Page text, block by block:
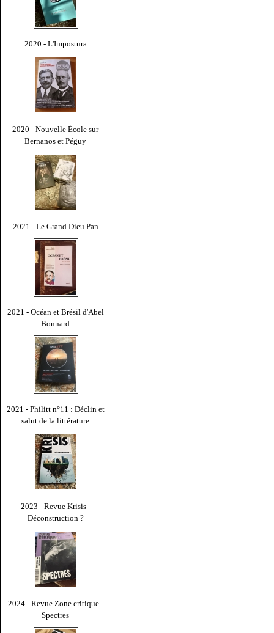
2020 - L'Impostura
2020 - Nouvelle École sur
Bernanos et Péguy
2021 - Le Grand Dieu Pan
2021 - Océan et Brésil d'Abel
Bonnard
2021 - Philitt n°11 : Déclin et
salut de la littérature
2023 - Revue Krisis -
Déconstruction ?
2024 - Revue Zone critique -
Spectres